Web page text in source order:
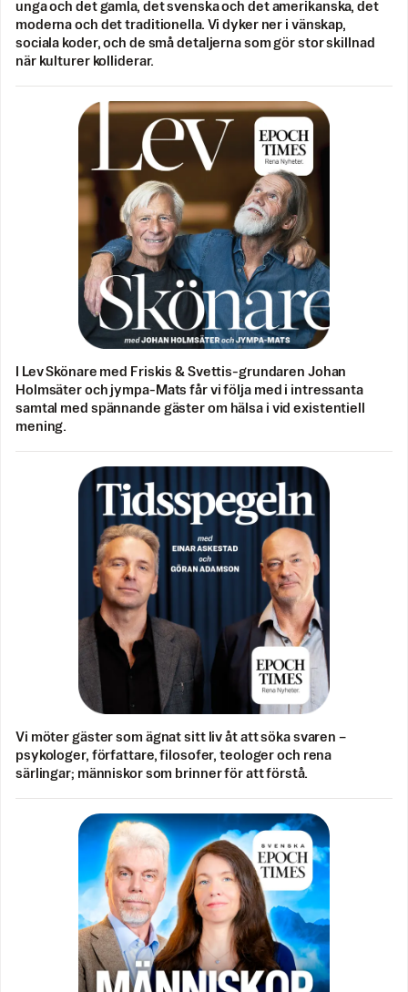
unga och det gamla, det svenska och det amerikanska, det
moderna och det traditionella. Vi dyker ner i vänskap,
sociala koder, och de små detaljerna som gör stor skillnad
när kulturer kolliderar.
I Lev Skönare med Friskis & Svettis-grundaren Johan
Holmsäter och jympa-Mats får vi följa med i intressanta
samtal med spännande gäster om hälsa i vid existentiell
mening.
Vi möter gäster som ägnat sitt liv åt att söka svaren –
psykologer, författare, filosofer, teologer och rena
särlingar; människor som brinner för att förstå.